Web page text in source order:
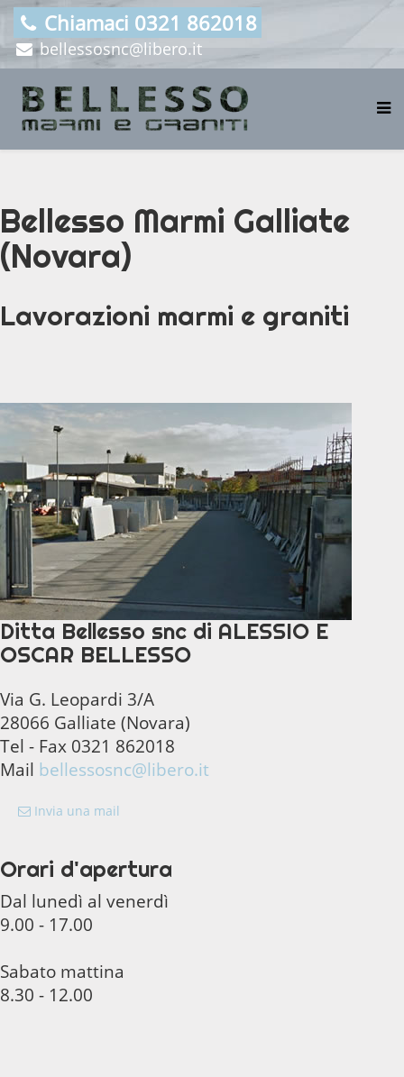
Chiamaci 0321 862018
bellessosnc@libero.it
Bellesso Marmi Galliate
(Novara)
Lavorazioni marmi e graniti
Ditta Bellesso snc di ALESSIO E
OSCAR BELLESSO
Via G. Leopardi 3/A
28066 Galliate (Novara)
Tel - Fax 0321 862018
Mail bellessosnc@libero.it
Invia una mail
Orari d'apertura
Dal lunedì al venerdì
9.00 - 17.00
Sabato mattina
8.30 - 12.00